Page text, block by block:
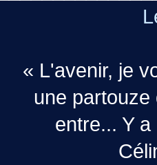
« L'avenir, je
une partouze
entre... Y